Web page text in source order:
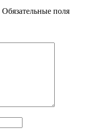
Обязательные поля